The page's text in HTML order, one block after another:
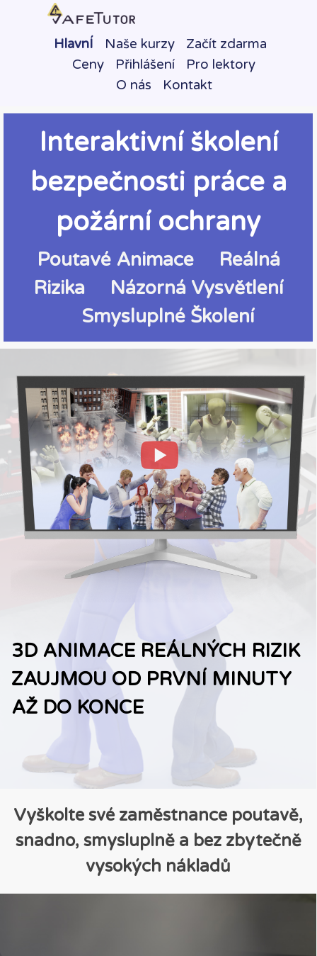
HlavnÍ Naše kurzy
Začít zdarma
Ceny
Přihlášení
Pro lektory
O nás
Kontakt
Interaktivní školení
bezpečnosti práce a
požární ochrany
Poutavé Animace Reálná
Rizika Názorná Vysvětlení
Smysluplné Školení
3D ANIMACE REÁLNÝCH RIZIK
ZAUJMOU OD PRVNÍ MINUTY
AŽ DO KONCE
ŠKOLENÍ BOZP A PO
POHODLNĚ, IHNED,
ODKUDKOLIS ÚSPOROU
NÁKLADŮ 80%
Vyškolte své zaměstnance poutavě,
snadno, smysluplně a bez zbytečně
vysokých nákladů